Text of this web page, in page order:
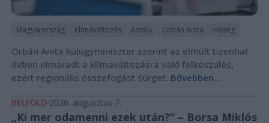
Magyarország Klímaváltozás Aszály Orbán Anita Hőség
Orbán Anita külügyminiszter szerint az elmúlt tizenhat
évben elmaradt a klímaváltozásra való felkészülés,
ezért regionális összefogást sürget. Bővebben...
BELFÖLD 2026. augusztus 7.
„Ki mer odamenni ezek után?” – Borsa Miklós